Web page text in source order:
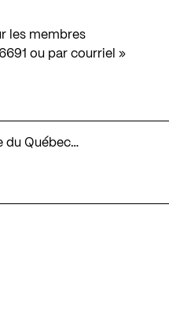
les membres
ou par courriel »
du Québec…